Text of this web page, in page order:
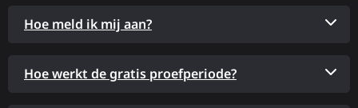
Hoe meld ik mij aan?
Hoe werkt de gratis proefperiode?